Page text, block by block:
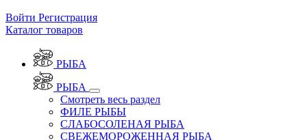
Войти Регистрация
Каталог товаров
РЫБА
РЫБА
Смотреть весь раздел
ФИЛЕ РЫБЫ
СЛАБОСОЛЕНАЯ РЫБА
СВЕЖЕМОРОЖЕННАЯ РЫБА